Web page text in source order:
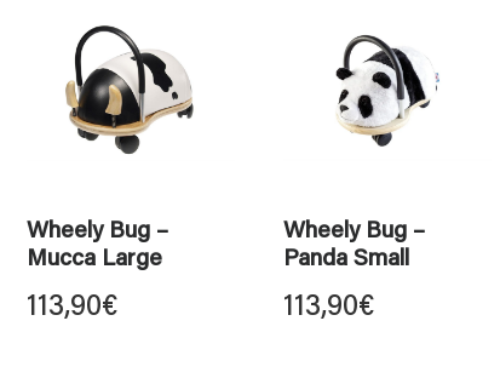
Wheely Bug –
Mucca Large
113,90€
Wheely Bug –
Panda Small
113,90€